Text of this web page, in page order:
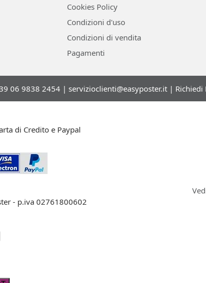
Cookies Policy
Condizioni d'uso
Condizioni di vendita
Pagamenti
06 9838 2454 | servizioclienti@easyposter.it | Richiedi
di Credito e Paypal
- p.iva 02761800602